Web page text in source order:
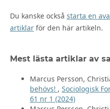
Du kanske också starta en
artiklarför den här artikeln.
Mest lästa artiklar av
Marcus Persson,
behövs! , Sociologisk
61 nr 1 (2024)